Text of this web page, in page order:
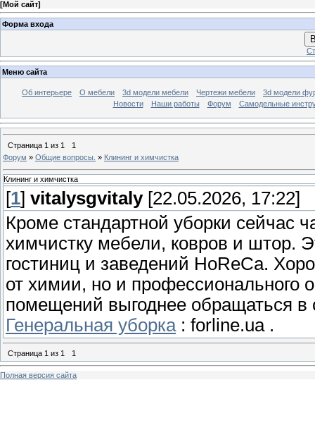
[Мой сайт]
Форма входа
Меню сайта
Об интерьере О мебели 3d модели мебели Чертежи мебели
3d модели
Новости
Наши работы Форум Самодельные
Страница 1 из 1
1
Форум » Общие вопросы. » Клининг и химчистка
Клининг и химчистка
[1] vitalysgvitaly[22.05.2026, 17:22]
Кроме стандартной уборки сейчас
химчистку мебели, ковров и штор.
гостиниц и заведений HoReCa.
от химии, но и профессионального
помещений выгоднее обращаться
Генеральная уборка: forline.ua .
Страница 1 из 1 1
Полная версия сайта